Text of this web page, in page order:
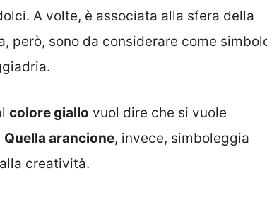
A volte, è associata alla sfera della
però, sono da considerare come
colore giallo vuol dire che si vuole
Quella arancione, invece, simboleggia
creatività.